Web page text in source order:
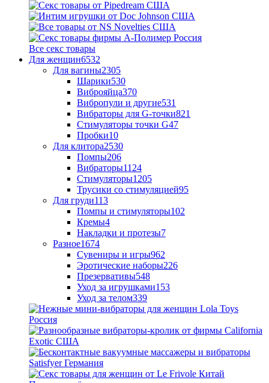
Все секс товары
Для женщин6532
Для вагины2305
Шарики530
Виброяйца370
Вибропули и другие531
Вибраторы для G-точки821
Стимуляторы точки G47
Пробки10
Для клитора2530
Помпы206
Вибраторы1124
Стимуляторы1205
Трусики со стимуляцией95
Для груди113
Помпы и стимуляторы102
Кремы4
Накладки и протезы7
Разное1674
Сувениры и игры962
Эротические наборы226
Презервативы548
Уход за игрушками153
Уход за телом339